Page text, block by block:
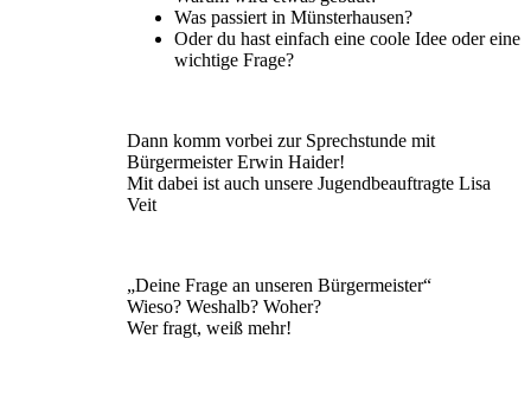
Was passiert in Münsterhausen?
Oder du hast einfach eine coole Idee oder eine
wichtige Frage?
Dann komm vorbei zur Sprechstunde mit
Bürgermeister Erwin Haider!
Mit dabei ist auch unsere Jugendbeauftragte Lisa
Veit
„Deine Frage an unseren Bürgermeister“
Wieso? Weshalb? Woher?
Wer fragt, weiß mehr!